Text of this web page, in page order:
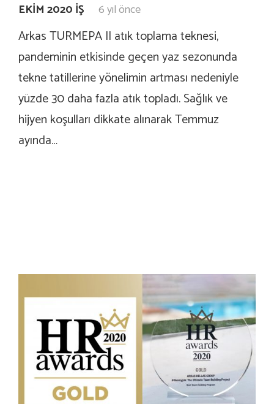
EKIM 2020 İŞ 6 yıl önce
Arkas TURMEPA II atık toplama teknesi,
pandeminin etkisinde geçen yaz sezonunda
tekne tatillerine yönelimin artması nedeniyle
yüzde 30 daha fazla atık topladı. Sağlık ve
hijyen koşulları dikkate alınarak Temmuz
ayında…